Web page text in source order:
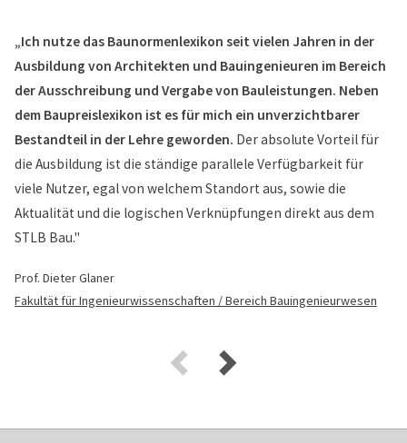
„Ich nutze das Baunormenlexikon seit vielen Jahren in der
Ausbildung von Architekten und Bauingenieuren im Bereich
der Ausschreibung und Vergabe von Bauleistungen. Neben
dem Baupreislexikon ist es für mich ein unverzichtbarer
Bestandteil in der Lehre geworden. Der absolute Vorteil für
die Ausbildung ist die ständige parallele Verfügbarkeit für
viele Nutzer, egal von welchem Standort aus, sowie die
Aktualität und die logischen Verknüpfungen direkt aus dem
STLB Bau."
Prof. Dieter Glaner
Fakultät für Ingenieurwissenschaften / Bereich Bauingenieurwesen